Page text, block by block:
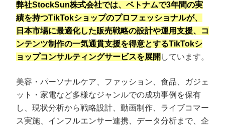
弊社StockSun株式会社では、ベトナムで3年間の実
績を持つTikTokショップのプロフェッショナルが、
日本市場に最適化した販売戦略の設計や運用支援、コ
ンテンツ制作の一気通貫支援を得意とするTikTokシ
ョップコンサルティングサービスを展開 しています。
美容・パーソナルケア、ファッション、食品、ガジェ
ット・家電など多様なジャンルでの成功事例を保有
し、現状分析から戦略設計、動画制作、ライブコマー
ス実施、インフルエンサー連携、データ分析まで、企